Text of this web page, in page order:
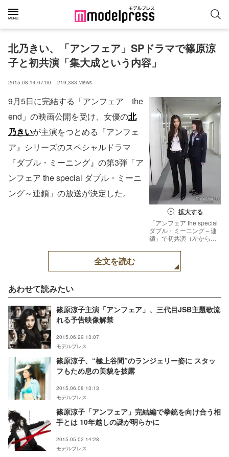
北乃きい、「アンフェア」SPドラマで篠原涼
子と初共演「集大成という内容」
2015.08.14 07:00 219,383 views
拡大する
「アンフェア the special
ダブル・ミーニング～連
鎖」で初共演（左から）
像提供：関西テレビ）
9月5日に完結する「アンフェア the
end」の映画公開を受け、女優の北
乃きいが主演をつとめる『アンフェ
ア』シリーズのスペシャルドラマ
『ダブル・ミーニング』の第3弾「ア
ンフェア the special ダブル・ミーニ
ング～連鎖」の放送が決定した。
全文を読む
あわせて読みたい
篠原涼子主演「アンフェア」、三代目JSB主題歌流
れる予告映像解禁
2015.06.29 13:07
モデルプレス
篠原涼子、“極上谷間”のランジェリー姿に スタッ
フもため息の美貌を披露
2015.06.08 13:13
モデルプレス
篠原涼子「アンフェア」完結編で拳銃を向け合う相
手とは 10年越しの謎が明らかに
2015.05.02 14:28
モデルプレス